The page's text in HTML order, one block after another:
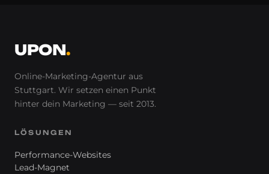
UPON.
Online-Marketing-Agentur aus
Stuttgart. Wir setzen einen Punkt
hinter dein Marketing — seit 2013.
LÖSUNGEN
Performance-Websites
Lead-Magnet